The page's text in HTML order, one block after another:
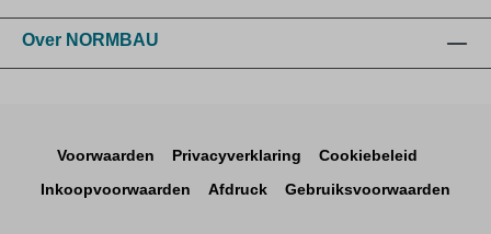
Over NORMBAU
Voorwaarden Privacyverklaring
Cookiebeleid
Inkoopvoorwaarden
Afdruck Gebruiksvoorwaarden